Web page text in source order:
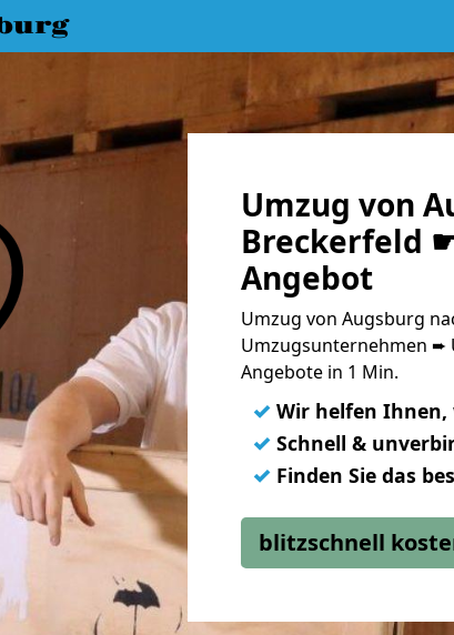
Umzug von
Breckerfeld
Angebot
Umzug von Augsburg
Umzugsunternehmen ➨
Angebote in 1 Min.
✓ Wir helfen Ihnen,
✓ Schnell &
✓ Finden Sie das
blitzschnell